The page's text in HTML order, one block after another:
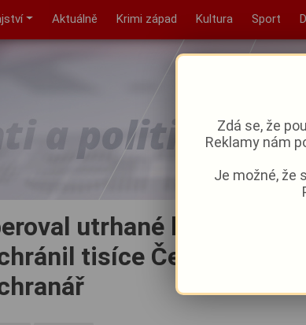
Aktuálně Krimi západ Kultura Sport
utrhané končetiny v
tisíce Čechů,
Zdá se, že
Reklamy nám
Je možné, že